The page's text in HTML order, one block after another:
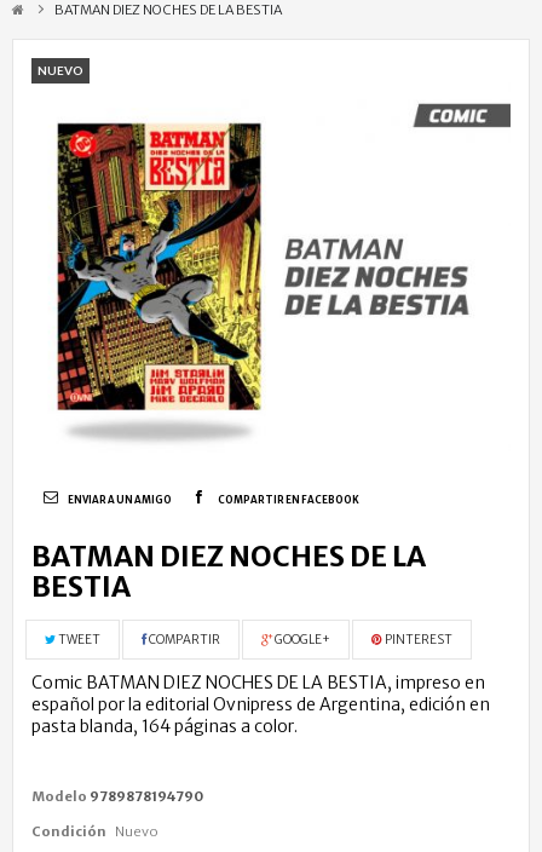
BATMAN DIEZ NOCHES DE LA BESTIA
NUEVO
ENVIAR A UN AMIGO COMPARTIR EN FACEBOOK
BATMAN DIEZ NOCHES DE LA
BESTIA
TWEET COMPARTIR GOOGLE+ PINTEREST
Comic BATMAN DIEZ NOCHES DE LA BESTIA, impreso en
español por la editorial Ovnipress de Argentina, edición en
pasta blanda, 164 páginas a color.
Modelo 9789878194790
Condición Nuevo